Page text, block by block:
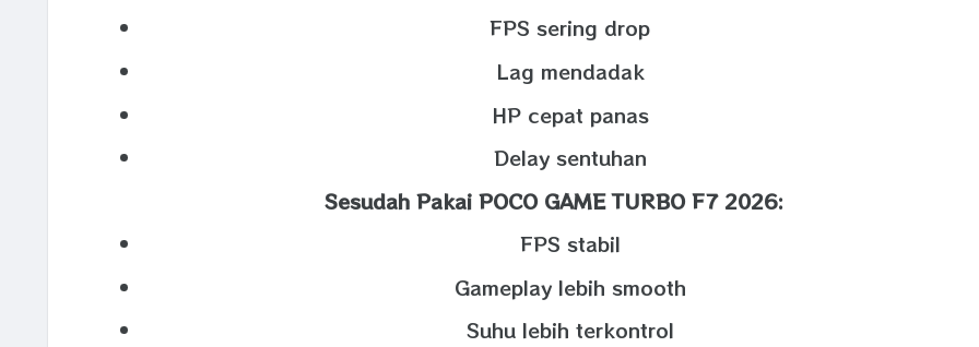
FPS sering drop
Lag mendadak
HP cepat panas
Delay sentuhan
Sesudah Pakai POCO GAME TURBO F7 2026:
FPS stabil
Gameplay lebih smooth
Suhu lebih terkontrol